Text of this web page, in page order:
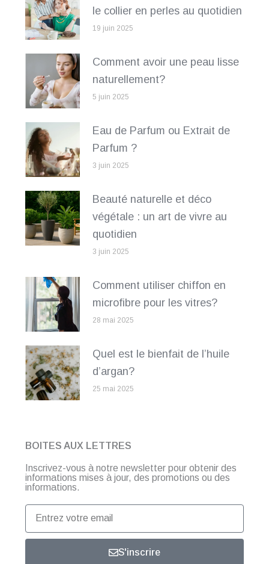
le collier en perles au quotidien
19 juin 2025
Comment avoir une peau lisse
naturellement?
5 juin 2025
Eau de Parfum ou Extrait de
Parfum ?
3 juin 2025
Beauté naturelle et déco
végétale : un art de vivre au
quotidien
3 juin 2025
Comment utiliser chiffon en
microfibre pour les vitres?
28 mai 2025
Quel est le bienfait de l’huile
d’argan?
25 mai 2025
BOITES AUX LETTRES
Inscrivez-vous à notre newsletter pour obtenir des
informations mises à jour, des promotions ou des
informations.
Entrez
votre
email
S'inscrire